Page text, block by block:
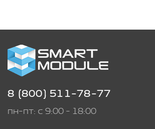
8 (800) 511-78-77
пн-пт: с 9:00 - 18:00